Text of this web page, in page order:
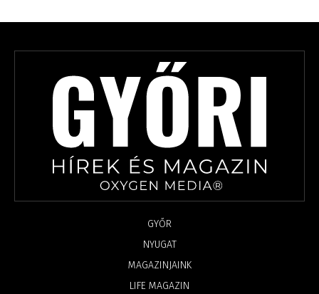
GYŐR
NYUGAT
MAGAZINJAINK
LIFE MAGAZIN